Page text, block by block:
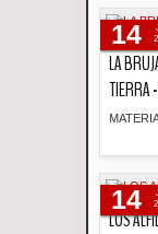
LA
TIERRA
14
LOS
14